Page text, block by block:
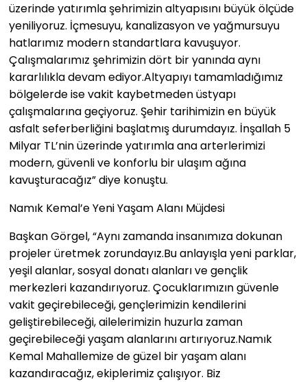
üzerinde yatırımla şehrimizin altyapısını büyük ölçüde
yeniliyoruz. İçmesuyu, kanalizasyon ve yağmursuyu
hatlarımız modern standartlara kavuşuyor.
Çalışmalarımız şehrimizin dört bir yanında aynı
kararlılıkla devam ediyor.Altyapıyı tamamladığımız
bölgelerde ise vakit kaybetmeden üstyapı
çalışmalarına geçiyoruz. Şehir tarihimizin en büyük
asfalt seferberliğini başlatmış durumdayız. İnşallah 5
Milyar TL’nin üzerinde yatırımla ana arterlerimizi
modern, güvenli ve konforlu bir ulaşım ağına
kavuşturacağız” diye konuştu.
Namık Kemal’e Yeni Yaşam Alanı Müjdesi
Başkan Görgel, “Aynı zamanda insanımıza dokunan
projeler üretmek zorundayız.Bu anlayışla yeni parklar,
yeşil alanlar, sosyal donatı alanları ve gençlik
merkezleri kazandırıyoruz. Çocuklarımızın güvenle
vakit geçirebileceği, gençlerimizin kendilerini
geliştirebileceği, ailelerimizin huzurla zaman
geçirebileceği yaşam alanlarını artırıyoruz.Namık
Kemal Mahallemize de güzel bir yaşam alanı
kazandıracağız, ekiplerimiz çalışıyor. Biz